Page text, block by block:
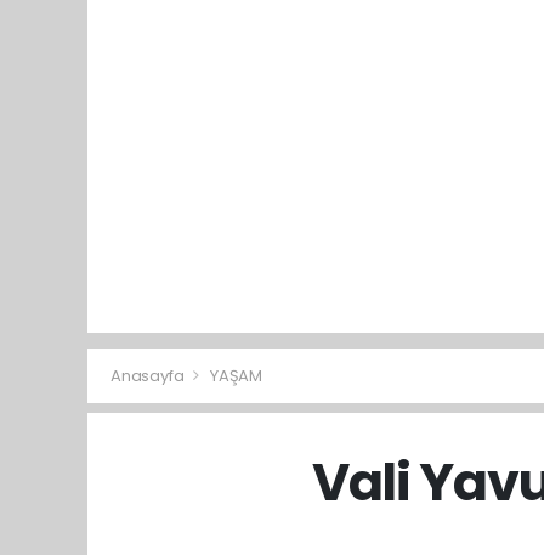
Anasayfa YAŞAM
Vali